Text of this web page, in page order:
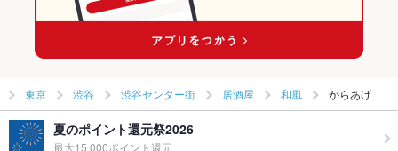
東京 渋谷 渋谷センター街 居酒屋 和風 からあげ
夏のポイント還元祭2026
最大15,000ポイント還元